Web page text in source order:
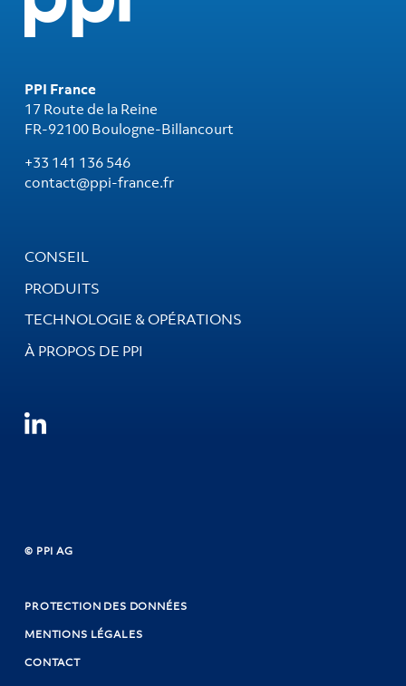
PPI France
17 Route de la Reine
FR-92100 Boulogne-Billancourt
+33 141 136 546
contact@ppi-france.fr
CONSEIL
PRODUITS
TECHNOLOGIE & OPÉRATIONS
À PROPOS DE PPI
© PPI AG
PROTECTION DES DONNÉES
MENTIONS LÉGALES
CONTACT